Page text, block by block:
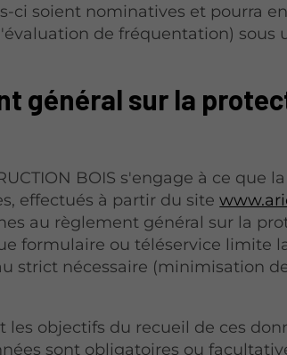
ci soient nominatives et pourra
de fréquentation) sous
général sur la
BOIS s'engage à ce que
effectués à partir du site
au règlement général sur la
formulaire ou téléservice limite
strict nécessaire (minimisation
les objectifs du recueil de ces
sont obligatoires ou